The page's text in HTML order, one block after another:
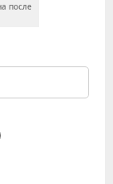
после